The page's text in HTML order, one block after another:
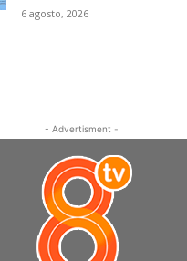
6 agosto, 2026
- Advertisment -